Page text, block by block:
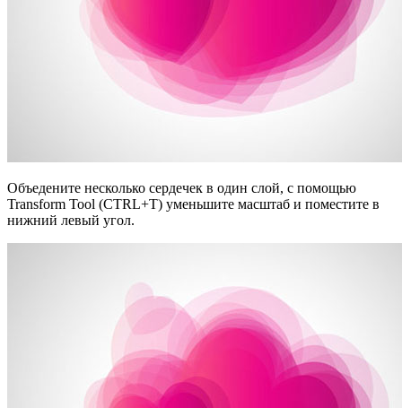
Объедените несколько сердечек в один слой, с помощью
Transform Tool (CTRL+T) уменьшите масштаб и поместите в
нижний левый угол.